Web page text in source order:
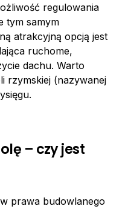
regulowania
tym samym
atrakcyjną opcją jest
ruchome,
dachu. Warto
rzymskiej (nazywanej
– czy jest
prawa budowlanego